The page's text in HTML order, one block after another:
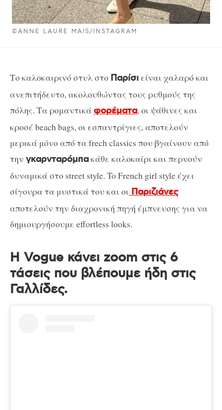
©ANNE LAURE MAIS/INSTAGRAM
Το καλοκαιρινό στυλ στο Παρίσιείναι χαλαρό και
ανεπιτήδευτο, ακολουθώντας τους ρυθμούς της
πόλης. Τα ρομαντικάφορέματα, οι ψάθινες και
κροσέ beach bags, οι εσπαντρίγιες, αποτελούν
μερικά μόνο από τα frech classics που βγαίνουν από
την γκαρνταρόμπακάθε καλοκαίρι και περνούν
δυναμικά στο street style. To French girl style έχει
σίγουρα τα μυστικά του και οι Παριζιάνες
αποτελούν την διαχρονική πηγή έμπνευσης για να
δημιουργήσουμε effortless looks.
Η Vogue κάνει zoom στις 6
τάσεις που βλέπουμε ήδη στις
Γαλλίδες.